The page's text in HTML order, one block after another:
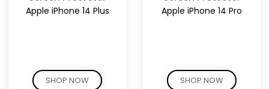
Apple iPhone 14 Plus
SHOP NOW
Apple iPhone 14 Pro
SHOP NOW